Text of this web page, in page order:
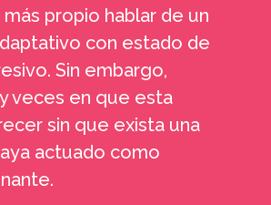
propio hablar de un
con estado de
Sin embargo,
veces en que esta
sin que exista una
actuado como